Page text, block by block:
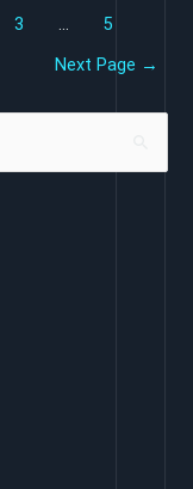
3 …
5
Next Page →